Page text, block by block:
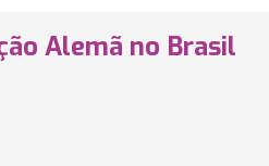
Alemã no Brasil